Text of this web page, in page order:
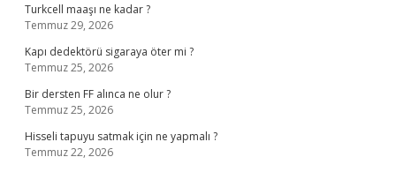
Turkcell maaşı ne kadar ?
Temmuz 29, 2026
Kapı dedektörü sigaraya öter mi ?
Temmuz 25, 2026
Bir dersten FF alınca ne olur ?
Temmuz 25, 2026
Hisseli tapuyu satmak için ne yapmalı ?
Temmuz 22, 2026